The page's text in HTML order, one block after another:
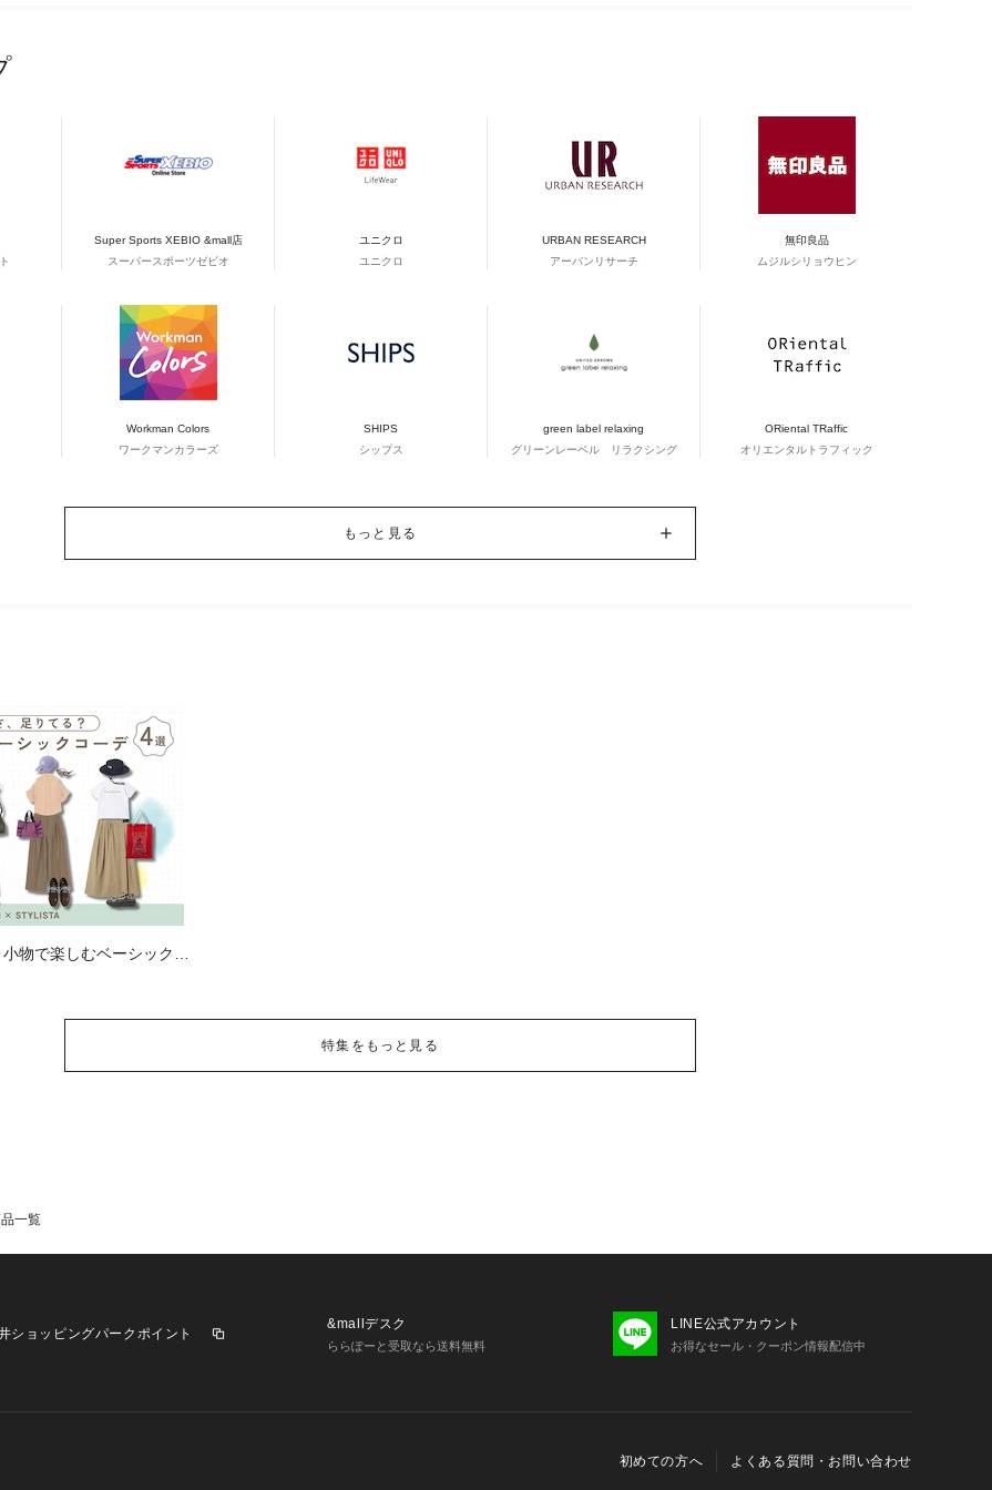
Super Sports XEBIO &mall店
スーパースポーツゼビオ
ユニクロ
ユニクロ
URBAN RESEARCH
アーバンリサーチ
無印良品
ムジルシリョウヒン
Workman Colors
ワークマンカラーズ
SHIPS
シップス
green label relaxing
グリーンレーベル リラクシング
ORiental TRaffic
オリエンタルトラフィック
もっと見る
物で楽しむベーシックコ
特集をもっと見る
一覧
ショッピングパークポイント
&mallデスク
ららぽーと受取なら送料無料
LINE公式アカウント
お得なセール・クーポン情報配信中
初めての方へ よくある質問・お問い合わせ